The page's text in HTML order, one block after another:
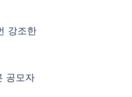
강조한
공모자